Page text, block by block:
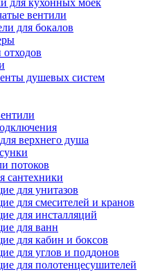
для кухонных моек
вентили
для бокалов
душевых систем
верхнего душа
потоков
сантехники
для унитазов
для смесителей и кранов
для инсталляций
для ванн
для кабин и боксов
для углов и поддонов
для полотенцесушителей